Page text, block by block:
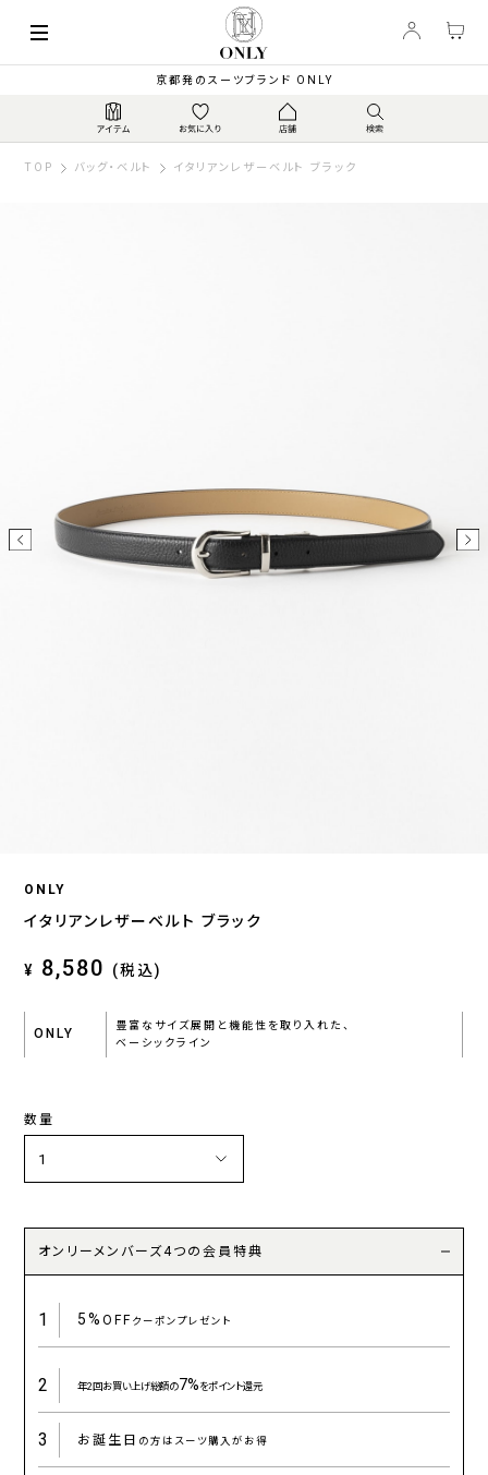
京都発のスーツブランド ONLY
TOP バッグ・ベルト イタリアンレザーベルト ブラック
ONLY
イタリアンレザーベルト ブラック
¥ 8,580 (税込)
ONLY
豊富なサイズ展開と機能性を取り入れた、
ベーシックライン
数量
オンリーメンバーズ4つの会員特典
1 5%OFFクーポンプレゼント
2 年2回お買い上げ総額の7%をポイント還元
3 お誕生日 の方はスーツ購入がお得